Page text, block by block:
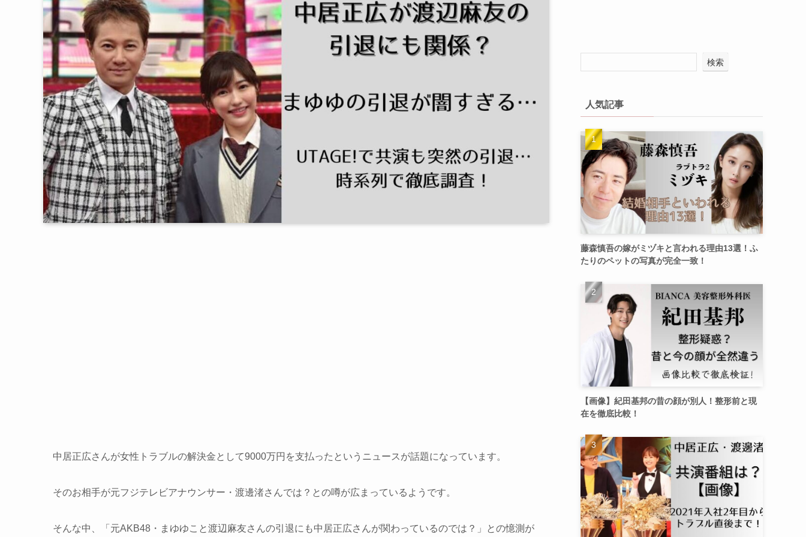
中居正広さんが女性トラブルの解決金として9000万円を支払ったというニュースが話題になっています。
そのお相手が元フジテレビアナウンサー・渡邊渚さんでは？との噂が広まっているようです。
そんな中、「元AKB48・まゆゆこと渡辺麻友さんの引退にも中居正広さんが関わっているのでは？」との憶測が
検索
人気記事
藤森慎吾の嫁がミヅキと言われる理由13選！ふ
たりのペットの写真が完全一致！
【画像】紀田基邦の昔の顔が別人！整形前と現
在を徹底比較！